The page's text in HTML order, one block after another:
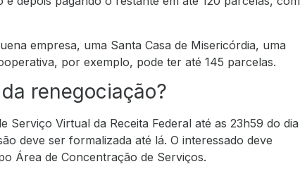
empresa, uma Santa Casa de Misericórdia, uma
por exemplo, pode ter até 145 parcelas.
renegociação?
Virtual da Receita Federal até as 23h59 do dia
deve ser formalizada até lá. O interessado deve
Área de Concentração de Serviços.